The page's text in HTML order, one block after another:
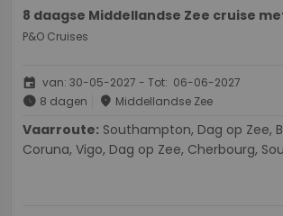
8 daagse Middellandse Zee cruise
P&O Cruises
event van: 30-05-2027 - Tot: 06-06-2027
schedule 8 dagen place Middellandse Zee
Vaarroute:
Coruna, Vigo, Dag op Zee, Cherbourg,